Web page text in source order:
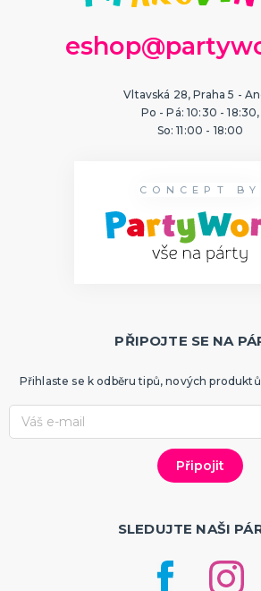
Vltavská 28, Praha 5 -
Po - Pá: 10:30 - 18:30,
So: 11:00 - 18:00
CONCEPT BY
PŘIPOJTE SE NA
Přihlaste se k odběru tipů, nových
SLEDUJTE NAŠI